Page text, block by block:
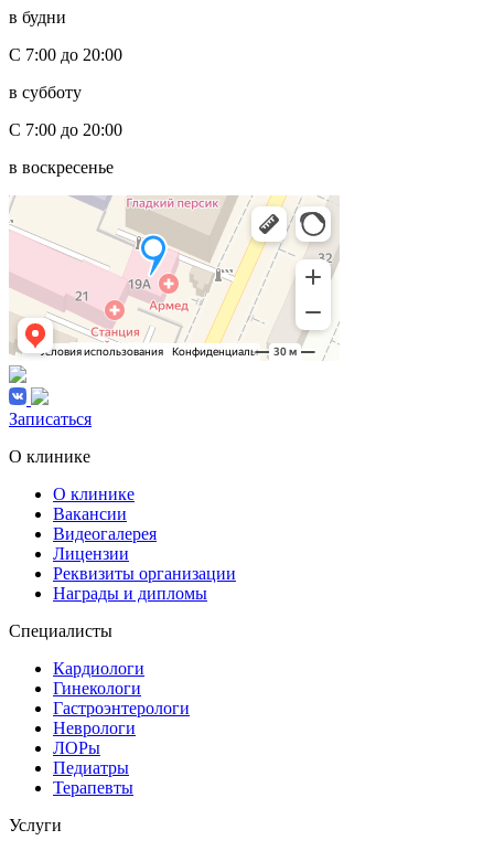
в будни
С 7:00 до 20:00
в субботу
С 7:00 до 20:00
в воскресенье
Записаться
О клинике
О клинике
Вакансии
Видеогалерея
Лицензии
Реквизиты организации
Награды и дипломы
Специалисты
Кардиологи
Гинекологи
Гастроэнтерологи
Неврологи
ЛОРы
Педиатры
Терапевты
Услуги